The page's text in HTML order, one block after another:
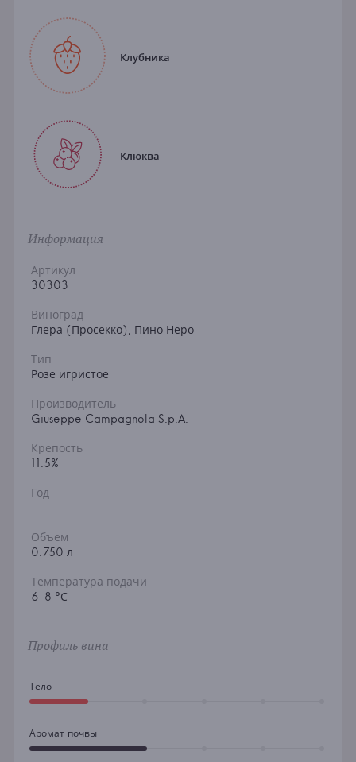
Клубника
Клюква
Информация
Артикул
30303
Виноград
Глера (Просекко), Пино Неро
Тип
Розе игристое
Производитель
Giuseppe Campagnola S.p.A.
Крепость
11.5%
Год
Объем
0.750 л
Температура подачи
6-8 °С
Профиль вина
Тело
Аромат почвы